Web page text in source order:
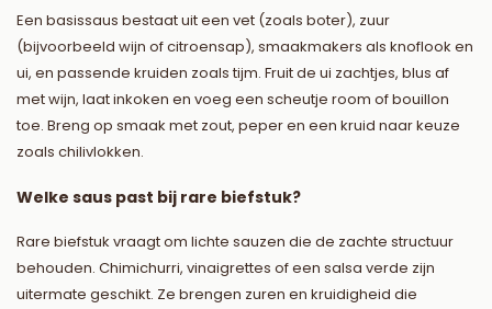
Een basissaus bestaat uit een vet (zoals boter), zuur
(bijvoorbeeld wijn of citroensap), smaakmakers als knoflook en
ui, en passende kruiden zoals tijm. Fruit de ui zachtjes, blus af
met wijn, laat inkoken en voeg een scheutje room of bouillon
toe. Breng op smaak met zout, peper en een kruid naar keuze
zoals chilivlokken.
Welke saus past bij rare biefstuk?
Rare biefstuk vraagt om lichte sauzen die de zachte structuur
behouden. Chimichurri, vinaigrettes of een salsa verde zijn
uitermate geschikt. Ze brengen zuren en kruidigheid die